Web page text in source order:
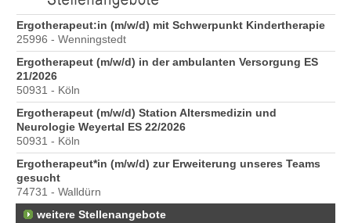
Ergotherapeut:in (m/w/d) mit Schwerpunkt Kindertherapie
25996 - Wenningstedt
Ergotherapeut (m/w/d) in der ambulanten Versorgung ES
21/2026
50931 - Köln
Ergotherapeut (m/w/d) Station Altersmedizin und
Neurologie Weyertal ES 22/2026
50931 - Köln
Ergotherapeut*in (m/w/d) zur Erweiterung unseres Teams
gesucht
74731 - Walldürn
weitere Stellenangebote